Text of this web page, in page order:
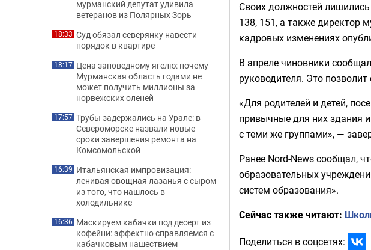
Своих должностей лишились
138, 151, а также директор
кадровых изменениях
В апреле чиновники
руководителя. Это
«Для родителей и детей,
привычные для них здания и
с теми же группами», —
Ранее Nord-News сообщал,
образовательных
систем образования».
Сейчас также читают:
Поделиться в соцсетях:
мурманский депутат удивила
ветеранов из Полярных Зорь
18:33 Суд обязал северянку навести
порядок в квартире
18:17 Цена заповедному ягелю: почему
Мурманская область годами не
может получить миллионы за
норвежских оленей
17:57 Трубы задержались на Урале: в
Североморске назвали новые
сроки завершения ремонта на
Комсомольской
16:39 Итальянская импровизация:
ленивая овощная лазанья с сыром
из того, что нашлось в
холодильнике
16:36 Маскируем кабачки под десерт из
кофейни: эффектно справляемся с
кабачковым нашествием